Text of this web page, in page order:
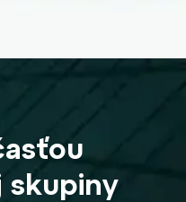
skupiny